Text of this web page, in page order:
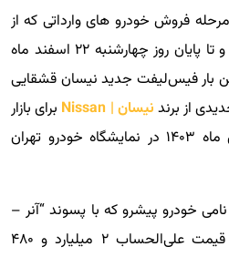
فروش خودرو های وارداتی که از
شنبه ۱۸ اسفند ماه آغاز شده و تا پایان روز چهارشنبه ۲۲ اسفند ماه
بار فیس‌لیفت جدید نیسان قشقایی
از برند نیسان | Nissan
برای بازار
کشورمان که اولین بار، بهمن ماه ۱۴۰۳ در نمایشگاه خودرو تهران
خودرو پیشرو که با پسوند “آنر –
Honor” شناخته می‌شود، با قیمت علی‌الحساب ۲ میلیارد و ۴۸۰